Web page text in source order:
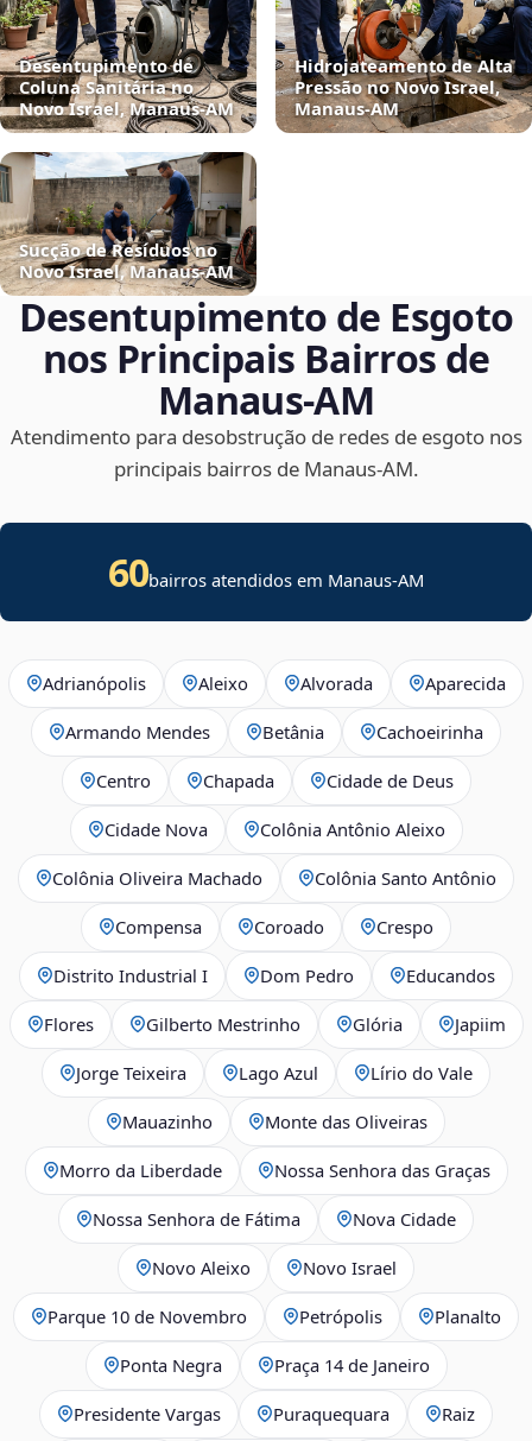
Desentupimento de
Coluna Sanitária no
Novo Israel, Manaus‑AM
Hidrojateamento de Alta
Pressão no Novo Israel,
Manaus‑AM
Sucção de Resíduos no
Novo Israel, Manaus‑AM
Desentupimento de Esgoto
nos Principais Bairros de
Manaus‑AM
Atendimento para desobstrução de redes de esgoto nos
principais bairros de Manaus‑AM.
60bairros atendidos em Manaus-AM
Adrianópolis Aleixo Alvorada Aparecida
Armando Mendes Betânia Cachoeirinha
Centro Chapada Cidade de Deus
Cidade Nova Colônia Antônio Aleixo
Colônia Oliveira Machado Colônia Santo Antônio
Compensa Coroado Crespo
Distrito Industrial I Dom Pedro Educandos
Flores Gilberto Mestrinho Glória Japiim
Jorge Teixeira Lago Azul Lírio do Vale
Mauazinho Monte das Oliveiras
Morro da Liberdade Nossa Senhora das Graças
Nossa Senhora de Fátima Nova Cidade
Novo Aleixo Novo Israel
Parque 10 de Novembro Petrópolis Planalto
Ponta Negra Praça 14 de Janeiro
Presidente Vargas Puraquequara Raiz